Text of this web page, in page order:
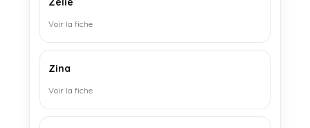
Voir la fiche
Zina
Voir la fiche